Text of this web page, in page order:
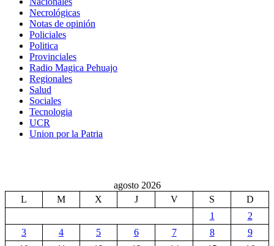
Necrológicas
Notas de opinión
Policiales
Politica
Provinciales
Radio Magica Pehuajo
Regionales
Salud
Sociales
Tecnologia
UCR
Union por la Patria
agosto 2026
L
M X J V S
D
1
2
3
4 5 6 7 8
9